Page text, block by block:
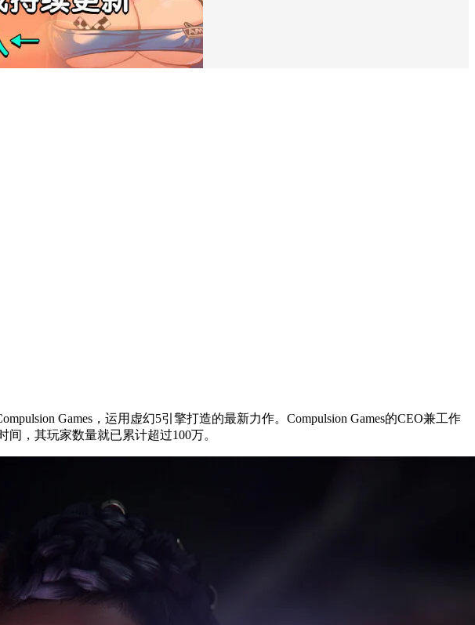
Games，运用虚幻5引擎打造的最新力作。Compulsion Games的CEO兼工作
，其玩家数量就已累计超过100万。